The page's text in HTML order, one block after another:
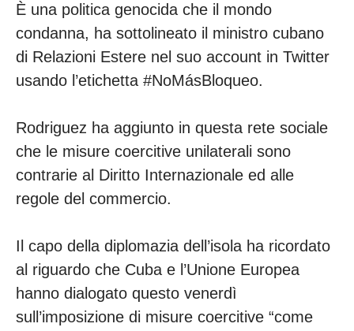
È una politica genocida che il mondo
condanna, ha sottolineato il ministro cubano
di Relazioni Estere nel suo account in Twitter
usando l’etichetta #NoMásBloqueo.
Rodriguez ha aggiunto in questa rete sociale
che le misure coercitive unilaterali sono
contrarie al Diritto Internazionale ed alle
regole del commercio.
Il capo della diplomazia dell’isola ha ricordato
al riguardo che Cuba e l’Unione Europea
hanno dialogato questo venerdì
sull’imposizione di misure coercitive “come